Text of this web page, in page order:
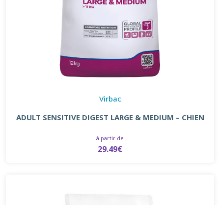
Virbac
ADULT SENSITIVE DIGEST LARGE & MEDIUM – CHIEN
à partir de
29.49€